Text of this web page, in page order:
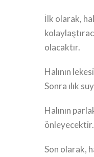
İlk olarak,
olacaktır.
Halının
Sonra ılık
Halının
önleyecektir.
Son olarak,